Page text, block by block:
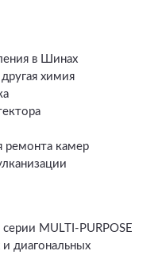
в Шинах
химия
ремонта камер
MULTI-PURPOSE
диагональных